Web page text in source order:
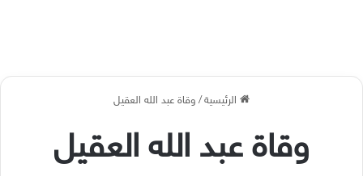
الرئيسية/ وقاة عبد الله العقيل
وقاة عبد الله العقيل